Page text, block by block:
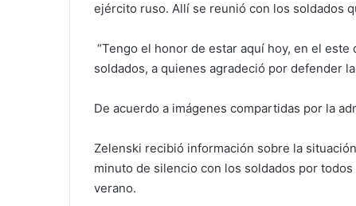
ejército ruso. Allí se reunió con los soldados
“Tengo el honor de estar aquí hoy, en el
soldados, a quienes agradeció por defender
De acuerdo a imágenes compartidas por la
Zelenski recibió información sobre la
minuto de silencio con los soldados por
verano.